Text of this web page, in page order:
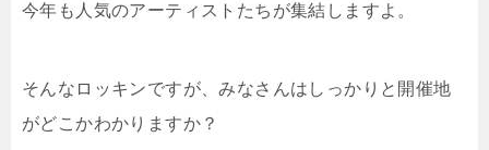
今年も人気のアーティストたちが集結しますよ。
そんなロッキンですが、みなさんはしっかりと開催地
がどこかわかりますか？